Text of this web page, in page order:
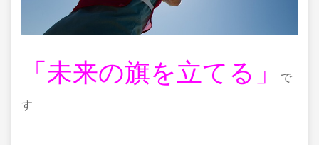
「未来の旗を立てる」 で
す